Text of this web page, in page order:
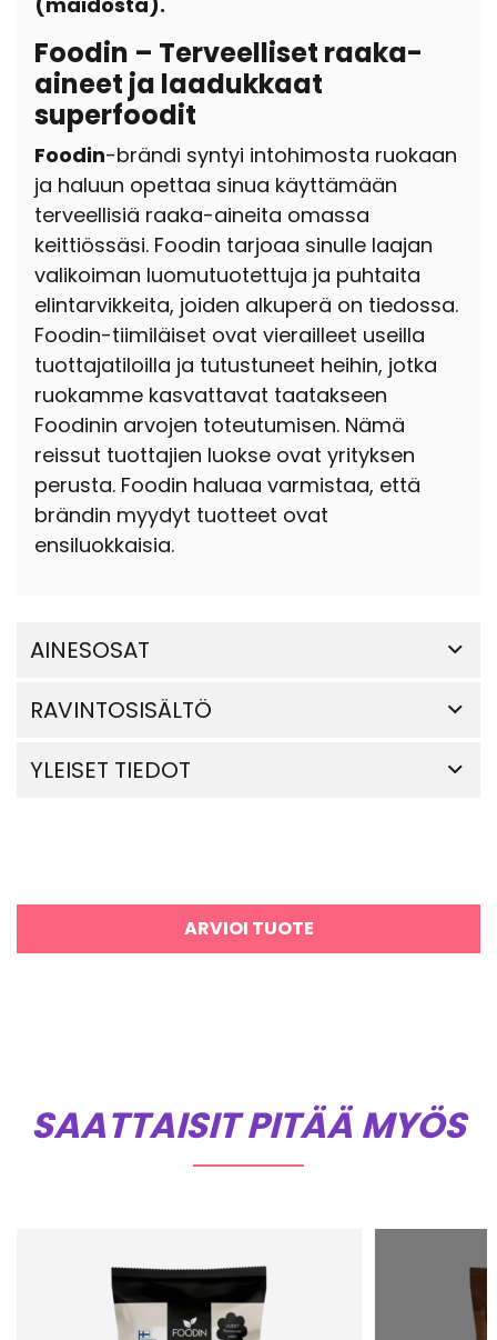
Foodin – Terveelliset raaka-
aineet ja laadukkaat
superfoodit
Foodin-brändi syntyi intohimosta ruokaan
ja haluun opettaa sinua käyttämään
terveellisiä raaka-aineita omassa
keittiössäsi. Foodin tarjoaa sinulle laajan
valikoiman luomutuotettuja ja puhtaita
elintarvikkeita, joiden alkuperä on tiedossa.
Foodin-tiimiläiset ovat vierailleet useilla
tuottajatiloilla ja tutustuneet heihin, jotka
ruokamme kasvattavat taatakseen
Foodinin arvojen toteutumisen. Nämä
reissut tuottajien luokse ovat yrityksen
perusta. Foodin haluaa varmistaa, että
brändin myydyt tuotteet ovat
ensiluokkaisia.
AINESOSAT
RAVINTOSISÄLTÖ
YLEISET TIEDOT
ARVIOI TUOTE
SAATTAISIT PITÄÄ MYÖS